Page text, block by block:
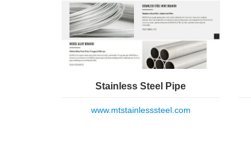
Stainless Steel Pipe
www.mtstainlesssteel.com